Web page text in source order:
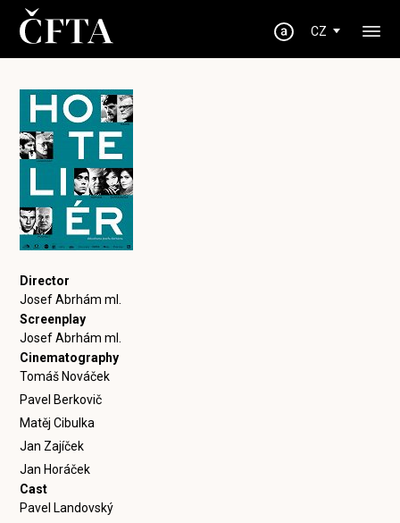
CZ
Director
Josef Abrhám ml.
Screenplay
Josef Abrhám ml.
Cinematography
Tomáš Nováček
Pavel Berkovič
Matěj Cibulka
Jan Zajíček
Jan Horáček
Cast
Pavel Landovský